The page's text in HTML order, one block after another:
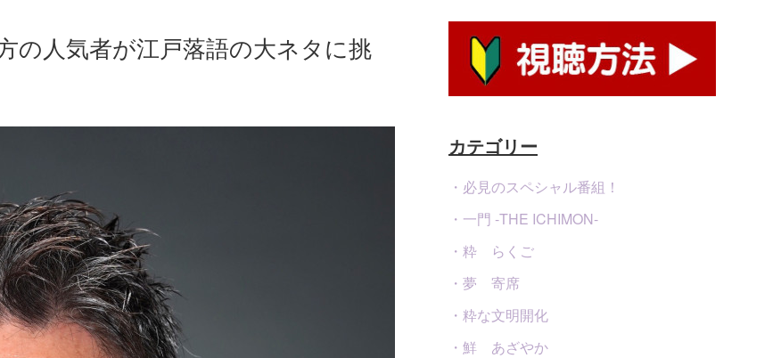
の人気者が江戸落語の大ネタに挑
カテゴリー
・必見のスペシャル番組！
・一門 -THE ICHIMON-
・粋 らくご
・夢 寄席
・粋な文明開化
・鮮 あざやか